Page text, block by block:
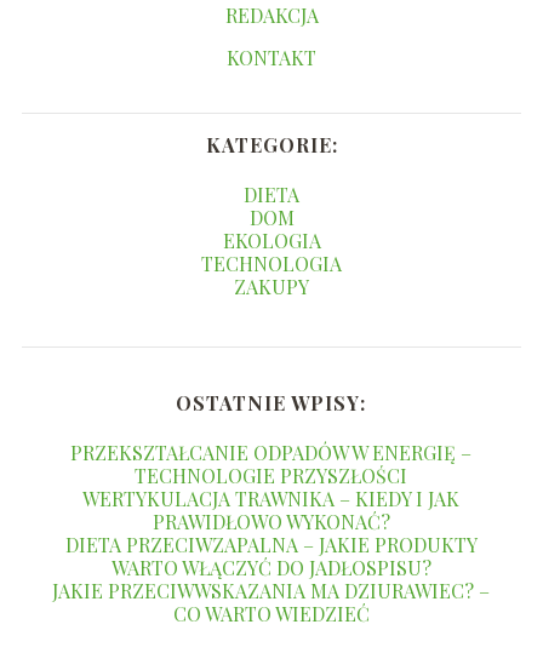
REDAKCJA
KONTAKT
KATEGORIE:
DIETA
DOM
EKOLOGIA
TECHNOLOGIA
ZAKUPY
OSTATNIE WPISY:
PRZEKSZTAŁCANIE ODPADÓW W ENERGIĘ –
TECHNOLOGIE PRZYSZŁOŚCI
WERTYKULACJA TRAWNIKA – KIEDY I JAK
PRAWIDŁOWO WYKONAĆ?
DIETA PRZECIWZAPALNA – JAKIE PRODUKTY
WARTO WŁĄCZYĆ DO JADŁOSPISU?
JAKIE PRZECIWWSKAZANIA MA DZIURAWIEC? –
CO WARTO WIEDZIEĆ